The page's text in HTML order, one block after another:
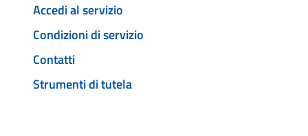
Accedi al servizio
Condizioni di servizio
Contatti
Strumenti di tutela